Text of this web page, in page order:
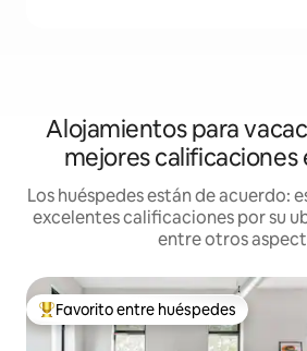
Alojamientos para
mejores calificaciones
Los huéspedes están de acuerdo:
excelentes calificaciones por su
entre otros
Favorito entre los huéspedes más
Favorito entre huéspedes